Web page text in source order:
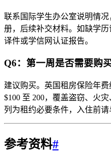
联系国际学生办公室说明情
册，后续补交材料。如缺学
译件或学信网认证报告。
Q6：第一周是否需要购
建议购买。英国租房保险年
$100 至 200，覆盖盗窃、火
列为租约必要条件，入住前请
参考资料#